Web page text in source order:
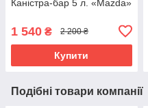
Каністра-бар 5 л. «Mazda»
1 540 ₴ 2 200 ₴
Купити
Подібні товари компанії